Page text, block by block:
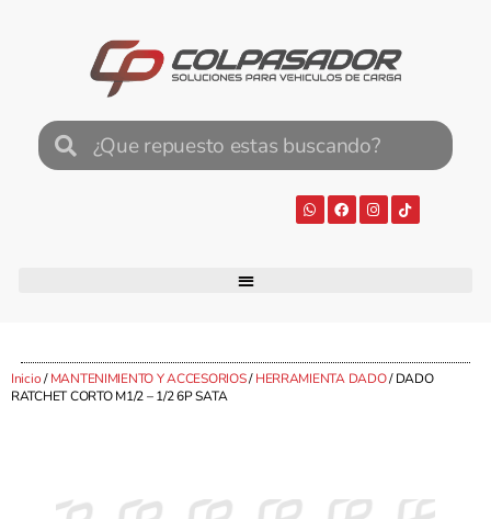
Inicio/MANTENIMIENTO Y ACCESORIOS/HERRAMIENTA DADO/ DADO
RATCHET CORTO M1/2 – 1/2 6P SATA